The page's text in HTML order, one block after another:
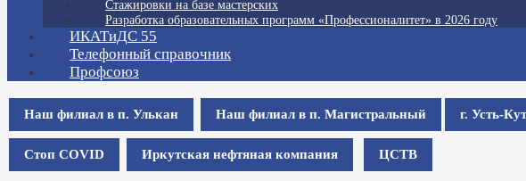
Стажировки на базе мастерских
Разработка образовательных программ «Профессионалитет» в 2026 году
ИКАТиДС 55
Телефонный справочник
Профсоюз
Наш филиал в п. Улькан Наш филиал в п. Магистральный г. Усть-
Стоп COVID Иркутская нефтяная компания ЦСТВ